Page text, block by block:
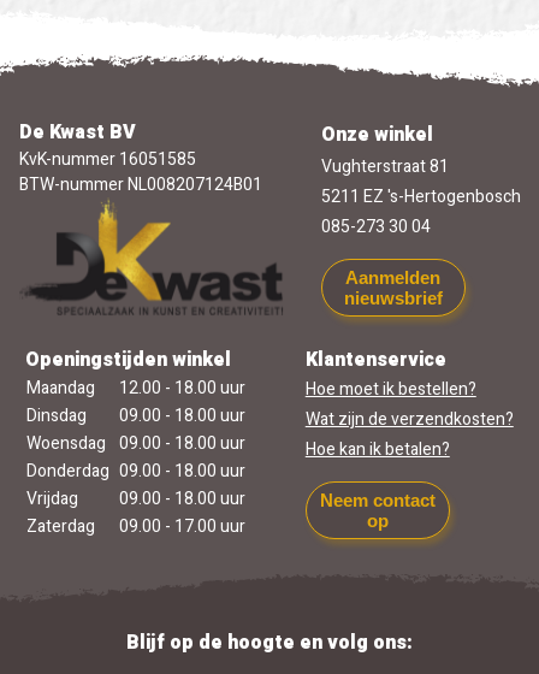
De Kwast BV
KvK-nummer 16051585
BTW-nummer NL008207124B01
Onze winkel
Vughterstraat 81
5211 EZ 's-Hertogenbosch
085-273 30 04
Aanmelden
nieuwsbrief
Openingstijden winkel
Maandag
12.00 - 18.00 uur
Dinsdag
09.00 - 18.00 uur
Woensdag 09.00 - 18.00 uur
Donderdag 09.00 - 18.00 uur
Vrijdag
09.00 - 18.00 uur
Zaterdag
09.00 - 17.00 uur
Klantenservice
Hoe moet ik bestellen?
Wat zijn de verzendkosten?
Hoe kan ik betalen?
Neem contact
op
Blijf op de hoogte en volg ons: